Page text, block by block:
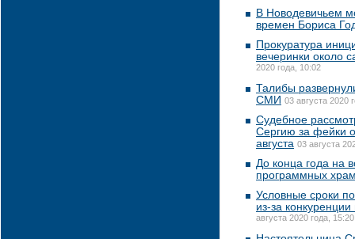
В Новодевичьем
времен Бориса
Прокуратура
вечеринки около
2020 года, 10:02
Талибы
СМИ 03 августа 2020
Судебное
Сергию за фейки
августа 03 августа
До конца года на
программных
Условные сроки
из-за
августа 2020 года, 15:20